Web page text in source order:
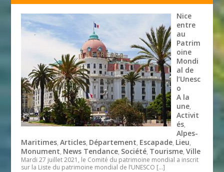
Nice
entre
au
Patrim
oine
Mondi
al de
l’Unesc
o
A la
une,
Activit
és,
Alpes-
Maritimes,Articles, Département, Escapade, Lieu,
Monument, News Tendance, Société, Tourisme,Ville
Mardi 27 juillet 2021, le Comité du patrimoine mondial a inscrit
sur la Liste du patrimoine mondial de l’UNESCO […]